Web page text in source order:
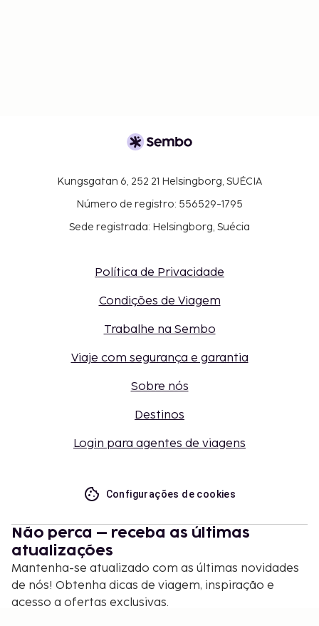
Kungsgatan 6, 252 21 Helsingborg, SUÉCIA
Número de registro: 556529-1795
Sede registrada: Helsingborg, Suécia
Política de Privacidade
Condições de Viagem
Trabalhe na Sembo
Viaje com segurança e garantia
Sobre nós
Destinos
Login para agentes de viagens
Configurações de cookies
Não perca – receba as últimas
atualizações
Mantenha-se atualizado com as últimas novidades
de nós! Obtenha dicas de viagem, inspiração e
acesso a ofertas exclusivas.